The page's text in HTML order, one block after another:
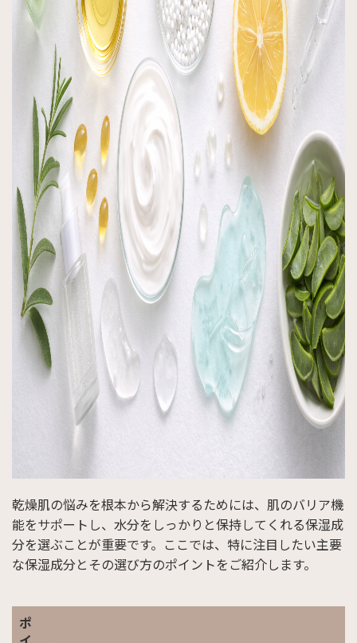
乾燥肌の悩みを根本から解決するためには、肌のバリア機
能をサポートし、水分をしっかりと保持してくれる保湿成
分を選ぶことが重要です。ここでは、特に注目したい主要
な保湿成分とその選び方のポイントをご紹介します。
ポ